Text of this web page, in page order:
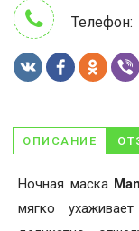
Телефон:
ОПИСАНИЕ
Ночная маска
мягко